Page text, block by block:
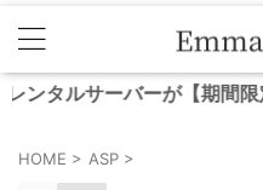
バーが【期間限定】キャ
HOME > ASP >